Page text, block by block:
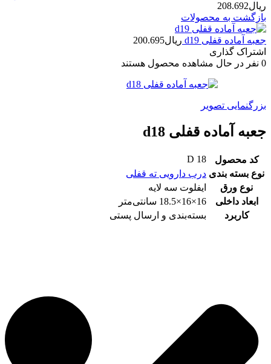
ریال208.692
بازگشت به محصولات
جعبه آماده قفلی d19 ریال200.695
اشتراک گذاری
0 نفر در حال مشاهده محصول هستند
بزرگنمایی تصویر
جعبه آماده قفلی d18
کد محصول
D 18
نوع بسته بندی درب دارویی ته قفلی
نوع ورق
ایفلوت سه لایه
ابعاد داخلی
16×16×18.5 سانتی‌متر
کاربرد
بسته‌بندی و ارسال پستی